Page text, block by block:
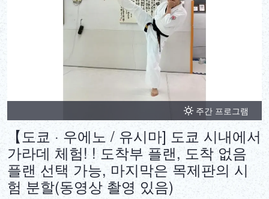
주간 프로그램
【도쿄 · 우에노 / 유시마] 도쿄 시내에서
가라데 체험! ! 도착부 플랜, 도착 없음
플랜 선택 가능, 마지막은 목제판의 시
험 분할(동영상 촬영 있음)